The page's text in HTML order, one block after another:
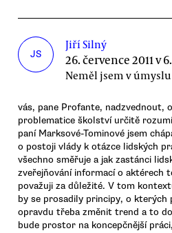
JS
Jiří Silný
26. července 2011 v
Neměl jsem v úmyslu
vás, pane Profante, nadzvednout,
problematice školství určitě
paní Marksové-Tominové jsem
o postoji vlády k otázce lidských
všechno směřuje a jak zastánci
zveřejňování informací o aktérech
považuji za důležité. V tom
by se prosadily principy, o
opravdu třeba změnit trend a to
bude prostor na koncepčnější